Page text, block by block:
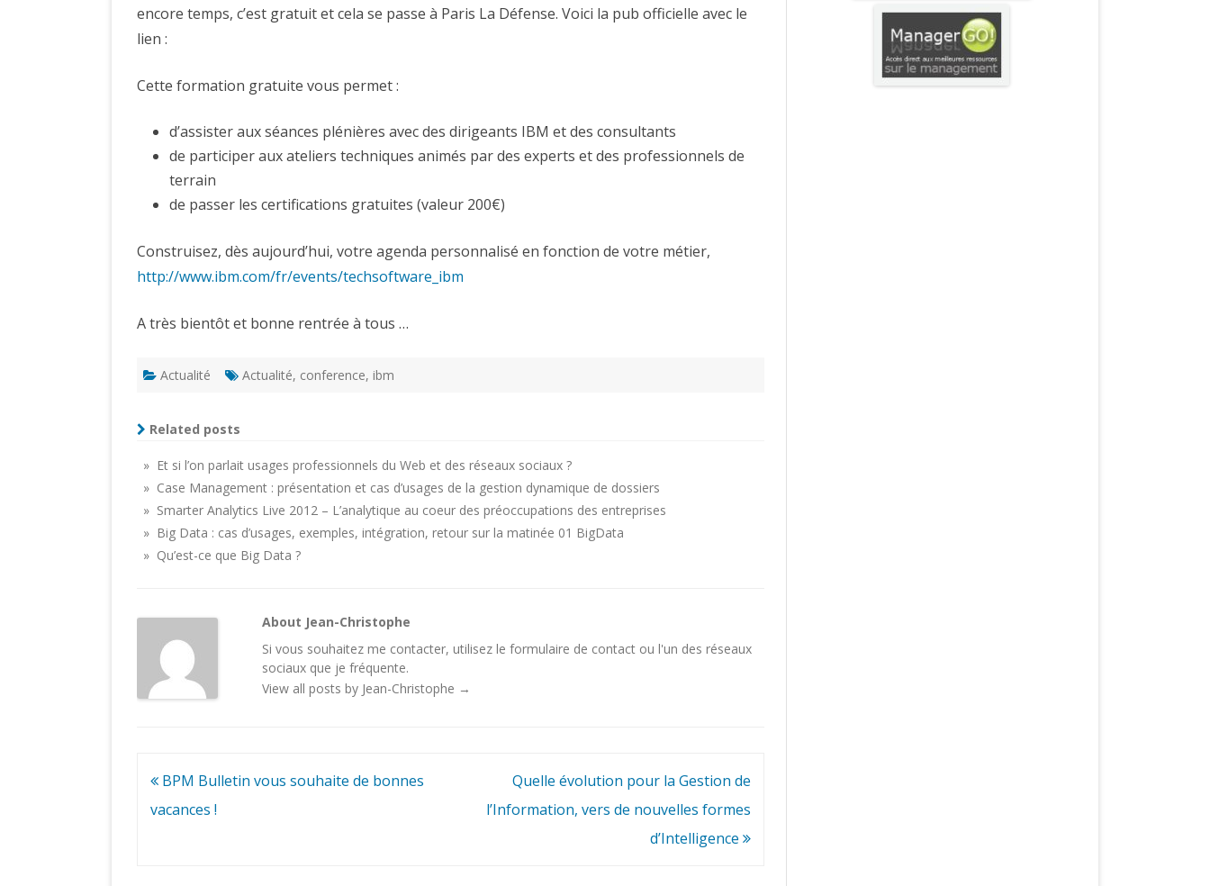
encore temps, c’est gratuit et cela se passe à Paris La Défense. Voici la pub officielle avec le
lien :
Cette formation gratuite vous permet :
d’assister aux séances plénières avec des dirigeants IBM et des consultants
de participer aux ateliers techniques animés par des experts et des professionnels de
terrain
de passer les certifications gratuites (valeur 200€)
Construisez, dès aujourd’hui, votre agenda personnalisé en fonction de votre métier,
http://www.ibm.com/fr/events/techsoftware_ibm
A très bientôt et bonne rentrée à tous …
Actualité Actualité, conference, ibm
Related posts
» Et si l’on parlait usages professionnels du Web et des réseaux sociaux ?
» Case Management : présentation et cas d’usages de la gestion dynamique de dossiers
» Smarter Analytics Live 2012 – L’analytique au coeur des préoccupations des entreprises
» Big Data : cas d’usages, exemples, intégration, retour sur la matinée 01 BigData
» Qu’est-ce que Big Data ?
About Jean-Christophe
Si vous souhaitez me contacter, utilisez leformulaire de contact ou l'un desréseaux
sociaux que je fréquente.
View all posts by Jean-Christophe →
Navigation
de
BPM Bulletin vous souhaite de bonnes
vacances !
Quelle évolution pour la Gestion de
l’Information, vers de nouvelles formes
d’Intelligence